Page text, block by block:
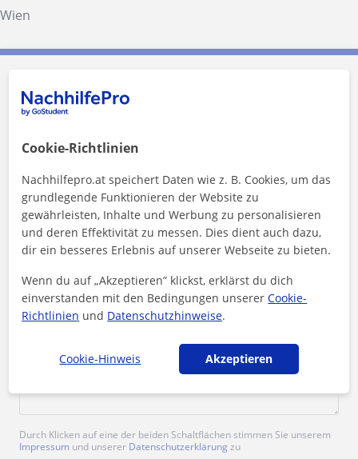
Wien
Durch Klicken auf eine der beiden Schaltflächen stimmen Sie unserem
Impressum und unserer Datenschutzerklärung zu
Cookie-Richtlinien
Nachhilfepro.at speichert Daten wie z. B. Cookies, um das
grundlegende Funktionieren der Website zu
gewährleisten, Inhalte und Werbung zu personalisieren
und deren Effektivität zu messen. Dies dient auch dazu,
dir ein besseres Erlebnis auf unserer Webseite zu bieten.
Wenn du auf „Akzeptieren” klickst, erklärst du dich
einverstanden mit den Bedingungen unsererCookie-
Richtlinien und Datenschutzhinweise.
Cookie-Hinweis Akzeptieren